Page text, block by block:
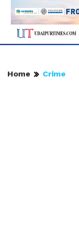
Home Crime